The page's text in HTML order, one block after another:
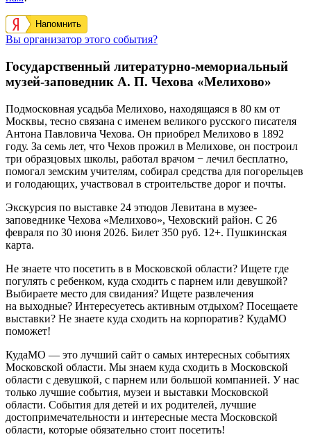
Напомнить
Вы организатор этого события?
Государственный литературно-мемориальный
музей-заповедник А. П. Чехова «Мелихово»
Подмосковная усадьба Мелихово, находящаяся в 80 км от
Москвы, тесно связана с именем великого русского писателя
Антона Павловича Чехова. Он приобрел Мелихово в 1892
году. За семь лет, что Чехов прожил в Мелихове, он построил
три образцовых школы, работал врачом − лечил бесплатно,
помогал земским учителям, собирал средства для погорельцев
и голодающих, участвовал в строительстве дорог и почты.
Экскурсия по выставке 24 этюдов Левитана в музее-
заповеднике Чехова «Мелихово», Чеховский район. С 26
февраля по 30 июня 2026. Билет 350 руб. 12+. Пушкинская
карта.
Не знаете что посетить в в Московской области? Ищете где
погулять с ребенком, куда сходить с парнем или девушкой?
Выбираете место для свидания? Ищете развлечения
на выходные? Интересуетесь активным отдыхом? Посещаете
выставки? Не знаете куда сходить на корпоратив? КудаМО
поможет!
КудаМО — это лучший сайт о самых интересных событиях
Московской области. Мы знаем куда сходить в Московской
области с девушкой, с парнем или большой компанией. У нас
только лучшие события, музеи и выставки Московской
области. События для детей и их родителей, лучшие
достопримечательности и интересные места Московской
области, которые обязательно стоит посетить!